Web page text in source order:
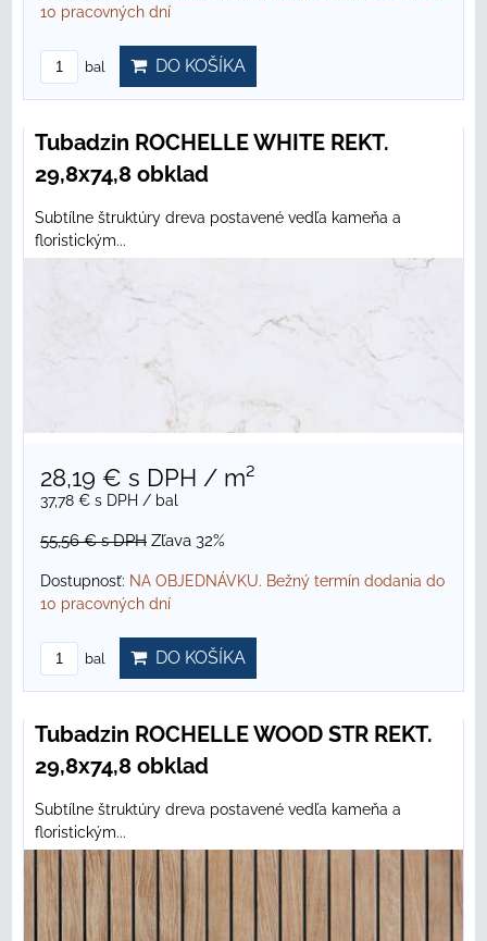
10 pracovných dní
bal DO KOŠÍKA
Tubadzin ROCHELLE WHITE REKT.
29,8x74,8 obklad
Subtílne štruktúry dreva postavené vedľa kameňa a
floristickým...
28,19 € s DPH / m²
37,78 € s DPH / bal
55,56 €s DPH Zľava 32%
Dostupnosť: NA OBJEDNÁVKU. Bežný termín dodania do
10 pracovných dní
bal DO KOŠÍKA
Tubadzin ROCHELLE WOOD STR REKT.
29,8x74,8 obklad
Subtílne štruktúry dreva postavené vedľa kameňa a
floristickým...